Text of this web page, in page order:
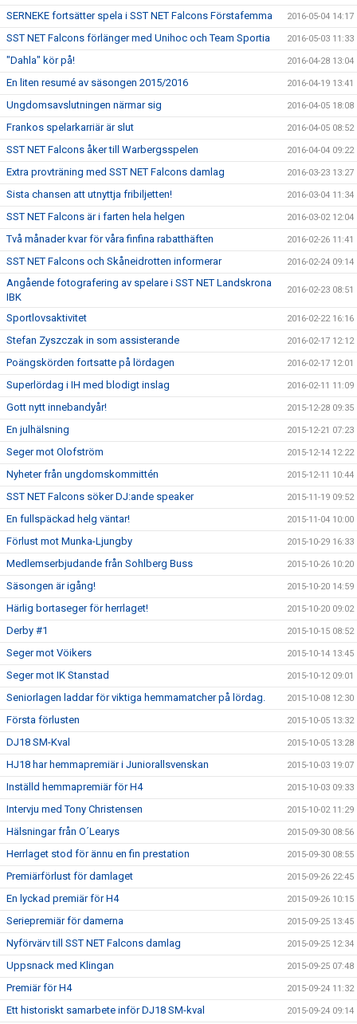
SERNEKE fortsätter spela i SST NET Falcons Förstafemma 2016-05-04 14:17
SST NET Falcons förlänger med Unihoc och Team Sportia 2016-05-03 11:33
"Dahla" kör på! 2016-04-28 13:04
En liten resumé av säsongen 2015/2016 2016-04-19 13:41
Ungdomsavslutningen närmar sig 2016-04-05 18:08
Frankos spelarkarriär är slut 2016-04-05 08:52
SST NET Falcons åker till Warbergsspelen 2016-04-04 09:22
Extra provträning med SST NET Falcons damlag 2016-03-23 13:27
Sista chansen att utnyttja fribiljetten! 2016-03-04 11:34
SST NET Falcons är i farten hela helgen 2016-03-02 12:04
Två månader kvar för våra finfina rabatthäften 2016-02-26 11:41
SST NET Falcons och Skåneidrotten informerar 2016-02-24 09:14
Angående fotografering av spelare i SST NET Landskrona
IBK
2016-02-23 08:51
Sportlovsaktivitet 2016-02-22 16:16
Stefan Zyszczak in som assisterande 2016-02-17 12:12
Poängskörden fortsatte på lördagen 2016-02-17 12:01
Superlördag i IH med blodigt inslag 2016-02-11 11:09
Gott nytt innebandyår! 2015-12-28 09:35
En julhälsning 2015-12-21 07:23
Seger mot Olofström 2015-12-14 12:22
Nyheter från ungdomskommittén 2015-12-11 10:44
SST NET Falcons söker DJ:ande speaker 2015-11-19 09:52
En fullspäckad helg väntar! 2015-11-04 10:00
Förlust mot Munka-Ljungby 2015-10-29 16:33
Medlemserbjudande från Sohlberg Buss 2015-10-26 10:20
Säsongen är igång! 2015-10-20 14:59
Härlig bortaseger för herrlaget! 2015-10-20 09:02
Derby #1 2015-10-15 08:52
Seger mot Vöikers 2015-10-14 13:45
Seger mot IK Stanstad 2015-10-12 09:01
Seniorlagen laddar för viktiga hemmamatcher på lördag. 2015-10-08 12:30
Första förlusten 2015-10-05 13:32
DJ18 SM-Kval 2015-10-05 13:28
HJ18 har hemmapremiär i Juniorallsvenskan 2015-10-03 19:07
Inställd hemmapremiär för H4 2015-10-03 09:33
Intervju med Tony Christensen 2015-10-02 11:29
Hälsningar från O´Learys 2015-09-30 08:56
Herrlaget stod för ännu en fin prestation 2015-09-30 08:55
Premiärförlust för damlaget 2015-09-26 22:45
En lyckad premiär för H4 2015-09-26 10:15
Seriepremiär för damerna 2015-09-25 13:45
Nyförvärv till SST NET Falcons damlag 2015-09-25 12:34
Uppsnack med Klingan 2015-09-25 07:48
Premiär för H4 2015-09-24 11:32
Ett historiskt samarbete inför DJ18 SM-kval 2015-09-24 09:14